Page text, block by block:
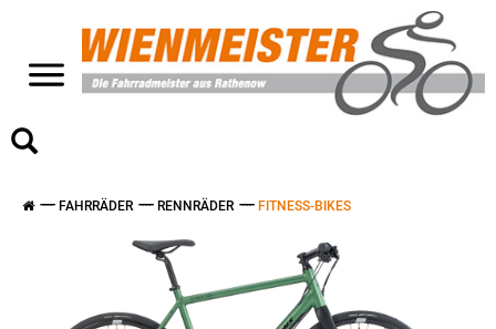
FAHRRÄDER RENNRÄDER FITNESS-BIKES